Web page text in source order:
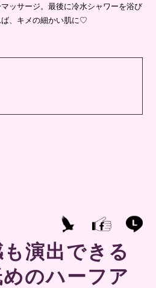
ッサージ。最後に冷水シャワーを浴び
、キメの細かい肌に♡
演出できる
のハーフア